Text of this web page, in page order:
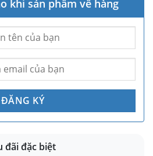
khi sản phẩm về hàng
đãi đặc biệt